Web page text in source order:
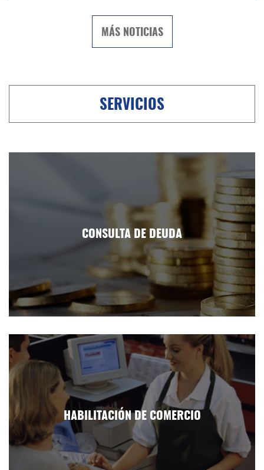
MÁS NOTICIAS
SERVICIOS
CONSULTA DE DEUDA
HABILITACIÓN DE COMERCIO